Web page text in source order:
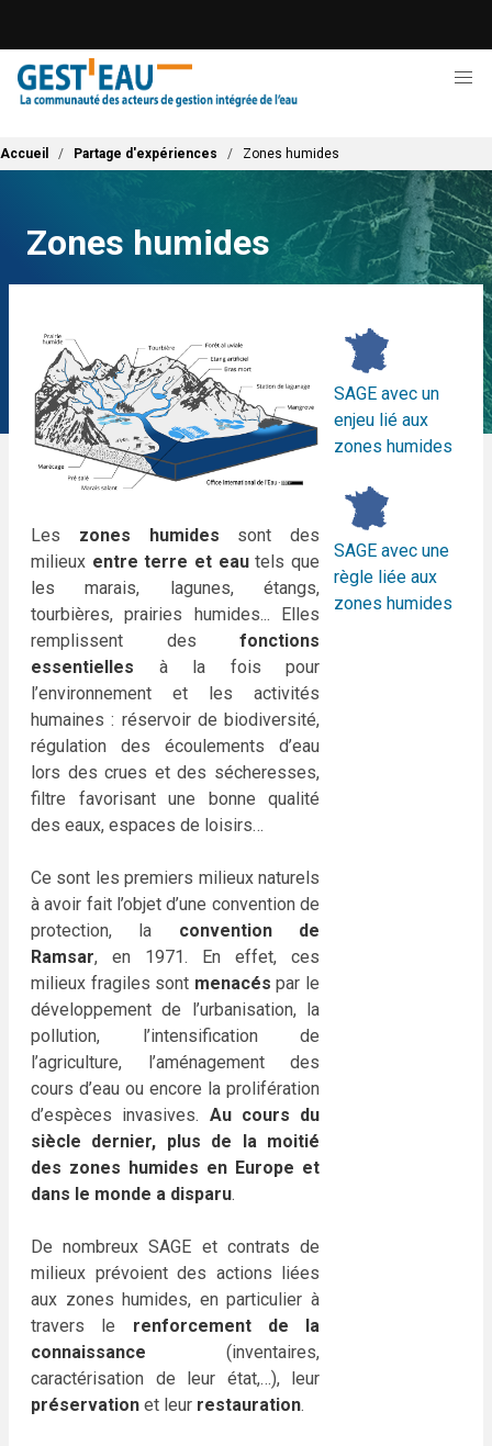
contenu
principal
Fil d'Ariane
Accueil Partage d'expériences Zones humides
Zones humides
Les zones humides sont des
milieux entre terre et eautels que
les marais, lagunes, étangs,
tourbières, prairies humides... Elles
remplissent des fonctions
essentielles à la fois pour
l’environnement et les activités
humaines : réservoir de biodiversité,
régulation des écoulements d’eau
lors des crues et des sécheresses,
filtre favorisant une bonne qualité
des eaux, espaces de loisirs…
Ce sont les premiers milieux naturels
à avoir fait l’objet d’une convention de
protection, la convention de
Ramsar, en 1971. En effet, ces
milieux fragiles sont menacés par le
développement de l’urbanisation, la
pollution, l’intensification de
l’agriculture, l’aménagement des
cours d’eau ou encore la prolifération
d’espèces invasives. Au cours du
siècle dernier, plus de la moitié
des zones humides en Europe et
dans le monde a disparu.
De nombreux SAGE et contrats de
milieux prévoient des actions liées
aux zones humides, en particulier à
travers le renforcement de la
connaissance (inventaires,
caractérisation de leur état,…), leur
préservation et leur restauration.
SAGE avec un
enjeu lié aux
zones humides
SAGE avec une
règle liée aux
zones humides